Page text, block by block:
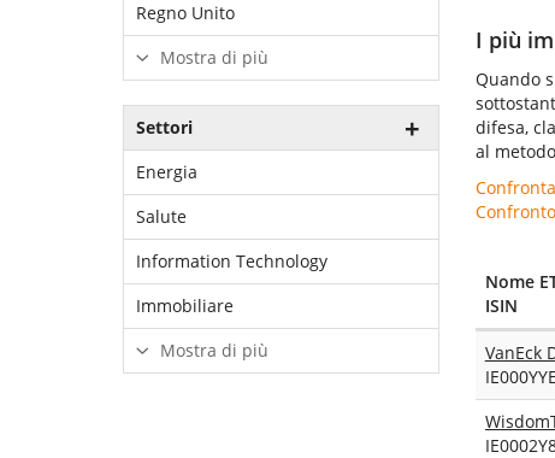
I più
Quando
difesa,
al
Nome
ISIN
VanEck
Regno Unito
Mostra di più
Settori
Energia
Salute
Information Technology
Immobiliare
Mostra di più